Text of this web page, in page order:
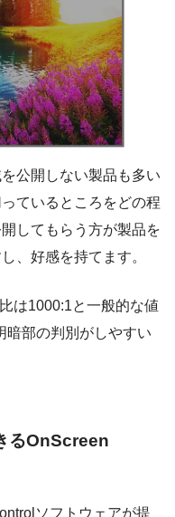
公開しない製品も多い
ているところをどの程
してもらう方が製品を
、好感を持てます。
は1000:1と一般的な値
暗部の判別がしやすい
るOnScreen
ソフトウェアが提